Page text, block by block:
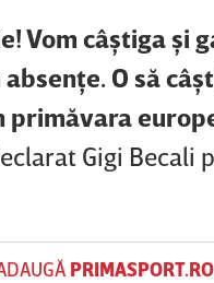
Vom câştiga şi
O să
primăvara
Gigi Becali
PRIMASPORT.RO